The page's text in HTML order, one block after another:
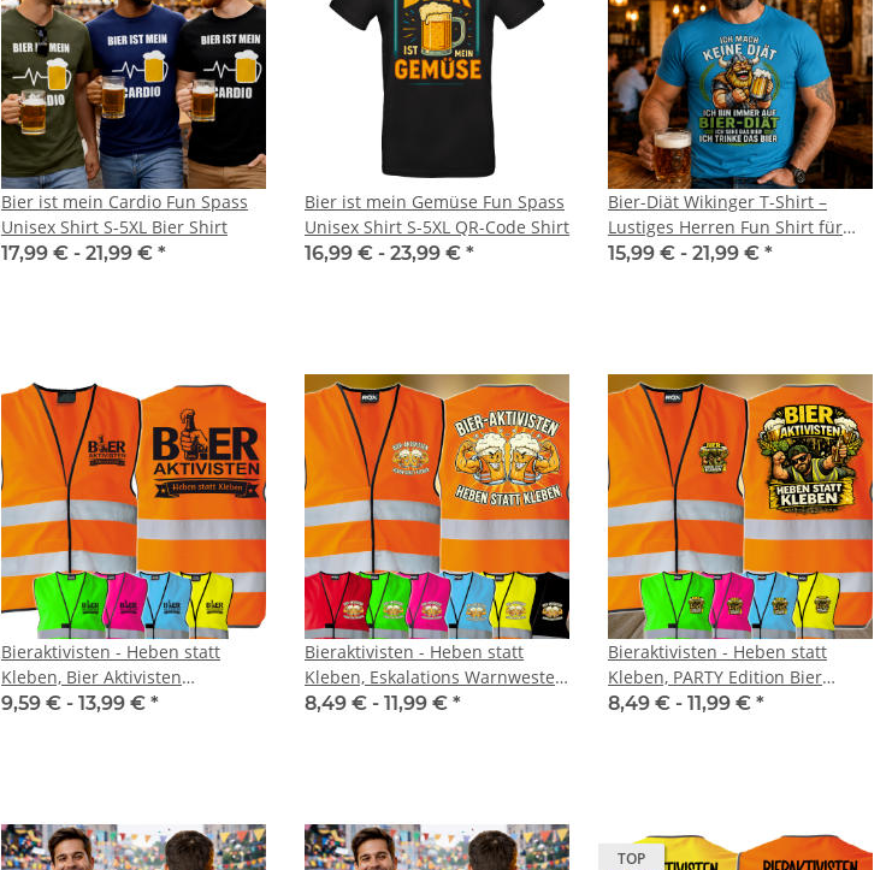
Bier ist mein Cardio Fun Spass
Unisex Shirt S-5XL Bier Shirt
17,99 € - 21,99 € *
Bier ist mein Gemüse Fun Spass
Unisex Shirt S-5XL QR-Code Shirt
16,99 € - 23,99 € *
Bier-Diät Wikinger T-Shirt –
Lustiges Herren Fun Shirt für
Bierliebhaber & Partys
15,99 € - 21,99 € *
Bieraktivisten - Heben statt
Kleben, Bier Aktivisten
Sicherheitsweste JGA Karneval
9,59 € - 13,99 € *
Bieraktivisten - Heben statt
Kleben, Eskalations Warnweste
TREND Karneval JGA
8,49 € - 11,99 € *
Bieraktivisten - Heben statt
Kleben, PARTY Edition Bier
Aktivisten Sicherheitsweste JGA
8,49 € - 11,99 € *
TOP